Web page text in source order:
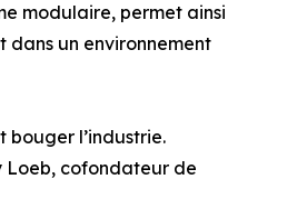
modulaire, permet ainsi
dans un environnement
bouger l’industrie.
Loeb, cofondateur de